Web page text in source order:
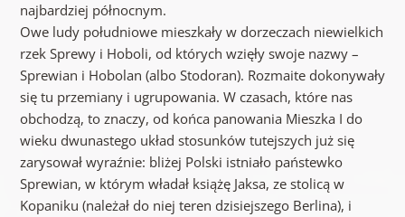
najbardziej północnym.
Owe ludy południowe mieszkały w dorzeczach niewielkich
rzek Sprewy i Hoboli, od których wzięły swoje nazwy –
Sprewian i Hobolan (albo Stodoran). Rozmaite dokonywały
się tu przemiany i ugrupowania. W czasach, które nas
obchodzą, to znaczy, od końca panowania Mieszka I do
wieku dwunastego układ stosunków tutejszych już się
zarysował wyraźnie: bliżej Polski istniało państewko
Sprewian, w którym władał książę Jaksa, ze stolicą w
Kopaniku (należał do niej teren dzisiejszego Berlina), i